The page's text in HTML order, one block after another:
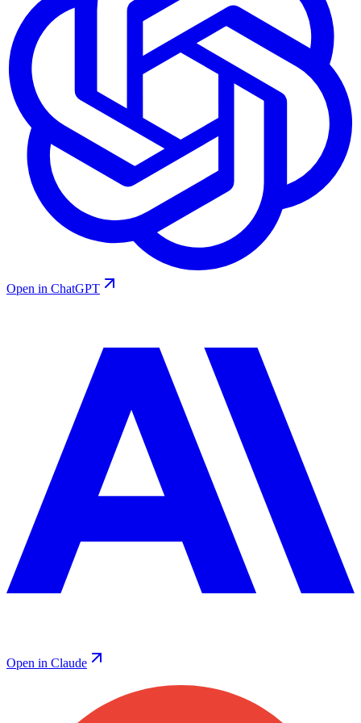
Open in ChatGPT
Open in Claude